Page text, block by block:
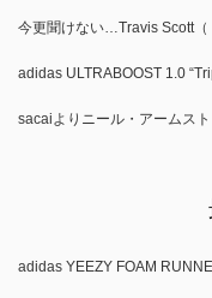
今更聞けない…Travis Scott（
adidas ULTRABOOST 1.0
sacaiよりニール・アームス
adidas YEEZY FOAM